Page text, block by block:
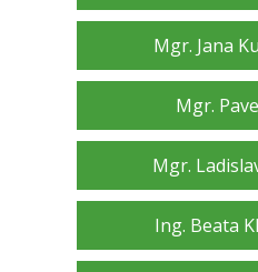
Mgr. Jana
Mgr.
Mgr.
Ing. Beata